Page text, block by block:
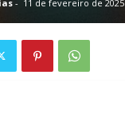
- 11 de fevereiro de 2025